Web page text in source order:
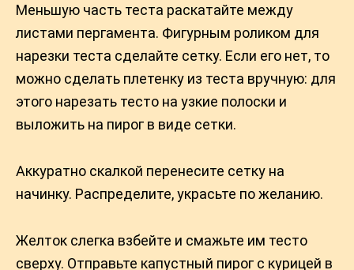
Меньшую часть теста раскатайте между
листами пергамента. Фигурным роликом для
нарезки теста сделайте сетку. Если его нет, то
можно сделать плетенку из теста вручную: для
этого нарезать тесто на узкие полоски и
выложить на пирог в виде сетки.
Аккуратно скалкой перенесите сетку на
начинку. Распределите, украсьте по желанию.
Желток слегка взбейте и смажьте им тесто
сверху. Отправьте капустный пирог с курицей в